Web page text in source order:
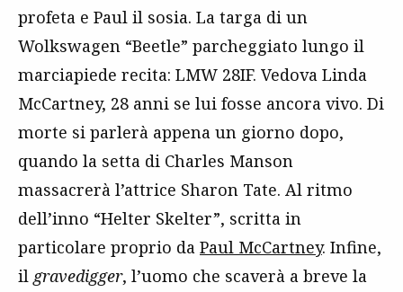
profeta e Paul il sosia. La targa di un
Wolkswagen “Beetle” parcheggiato lungo il
marciapiede recita: LMW 28IF. Vedova Linda
McCartney, 28 anni se lui fosse ancora vivo. Di
morte si parlerà appena un giorno dopo,
quando la setta di Charles Manson
massacrerà l’attrice Sharon Tate. Al ritmo
dell’inno “Helter Skelter”, scritta in
particolare proprio da Paul McCartney. Infine,
il gravedigger, l’uomo che scaverà a breve la